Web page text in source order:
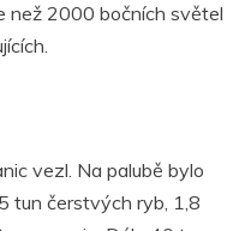
než 2000 bočních světel
vezl. Na palubě bylo
tun čerstvých ryb, 1,8